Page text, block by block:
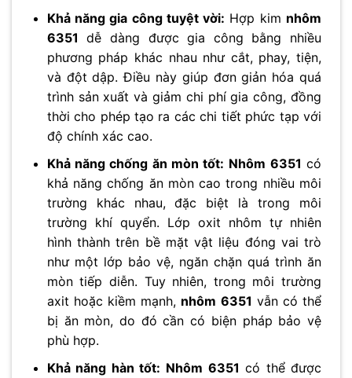
Khả năng gia công tuyệt vời: Hợp kim nhôm
6351 dễ dàng được gia công bằng nhiều
phương pháp khác nhau như cắt, phay, tiện,
và đột dập. Điều này giúp đơn giản hóa quá
trình sản xuất và giảm chi phí gia công, đồng
thời cho phép tạo ra các chi tiết phức tạp với
độ chính xác cao.
Khả năng chống ăn mòn tốt: Nhôm 6351 có
khả năng chống ăn mòn cao trong nhiều môi
trường khác nhau, đặc biệt là trong môi
trường khí quyển. Lớp oxit nhôm tự nhiên
hình thành trên bề mặt vật liệu đóng vai trò
như một lớp bảo vệ, ngăn chặn quá trình ăn
mòn tiếp diễn. Tuy nhiên, trong môi trường
axit hoặc kiềm mạnh, nhôm 6351 vẫn có thể
bị ăn mòn, do đó cần có biện pháp bảo vệ
phù hợp.
Khả năng hàn tốt: Nhôm 6351 có thể được